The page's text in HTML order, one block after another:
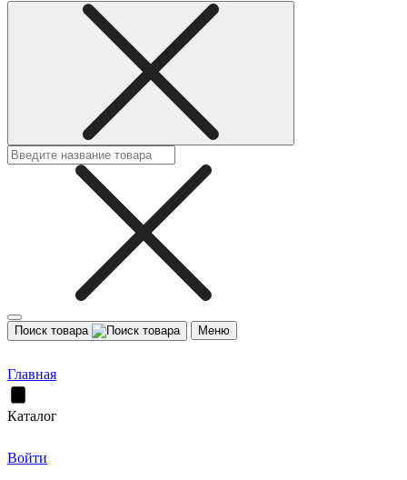
Поиск товара Меню
Главная
Каталог
Войти